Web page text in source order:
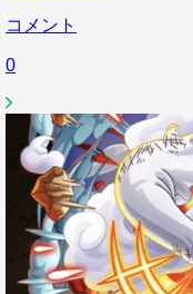
コメント
0